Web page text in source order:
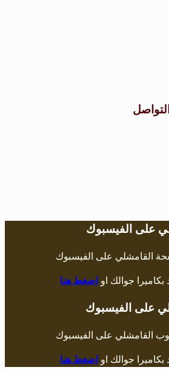
على الفيسبوك
بكاميرا جوالك او اضغط هنا
على الفيسبوك
بكاميرا جوالك او اضغط هنا